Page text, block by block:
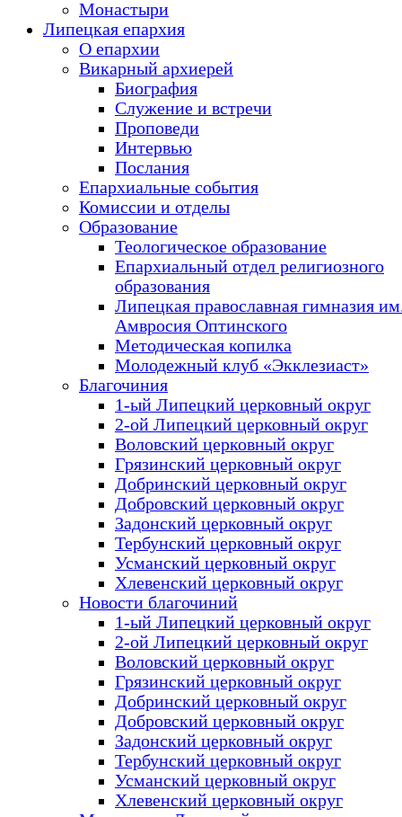
Монастыри
Липецкая епархия
О епархии
Викарный архиерей
Биография
Служение и встречи
Проповеди
Интервью
Послания
Епархиальные события
Комиссии и отделы
Образование
Теологическое образование
Епархиальный отдел религиозного
образования
Липецкая православная гимназия
Амвросия Оптинского
Методическая копилка
Молодежный клуб «Экклезиаст»
Благочиния
1-ый Липецкий церковный округ
2-ой Липецкий церковный округ
Воловский церковный округ
Грязинский церковный округ
Добринский церковный округ
Добровский церковный округ
Задонский церковный округ
Тербунский церковный округ
Усманский церковный округ
Хлевенский церковный округ
Новости благочиний
1-ый Липецкий церковный округ
2-ой Липецкий церковный округ
Воловский церковный округ
Грязинский церковный округ
Добринский церковный округ
Добровский церковный округ
Задонский церковный округ
Тербунский церковный округ
Усманский церковный округ
Хлевенский церковный округ